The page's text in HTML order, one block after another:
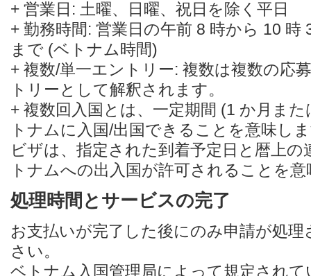
+ 営業日: 土曜、日曜、祝日を除く平日
+ 勤務時間: 営業日の午前 8 時から 10 時
まで (ベトナム時間)
+ 複数/単一エントリー: 複数は複数の応
トリーとして解釈されます。
+ 複数回入国とは、一定期間 (1 か月ま
トナムに入国/出国できることを意味し
ビザは、指定された到着予定日と暦上
トナムへの出入国が許可されることを
処理時間とサービスの完了
お支払いが完了した後にのみ申請が処
さい。
ベトナム入国管理局によって規定され